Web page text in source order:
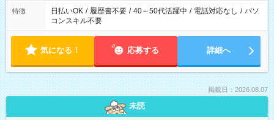
特徴 日払いOK / 履歴書不要 / 40～50代活躍中 / 電話対応なし / パソ
コンスキル不要
気になる！ 応募する 詳細へ
掲載日：2026.08.07
未読